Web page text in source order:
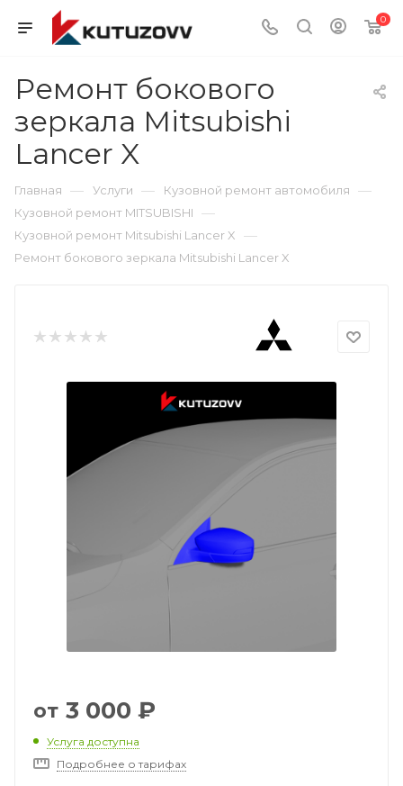
0
Ремонт бокового
зеркала Mitsubishi
Lancer X
Главная — Услуги — Кузовной ремонт автомобиля —
Кузовной ремонт MITSUBISHI —
Кузовной ремонт Mitsubishi Lancer X —
Ремонт бокового зеркала Mitsubishi Lancer X
от 3 000 ₽
Услуга доступна
Подробнее о тарифах